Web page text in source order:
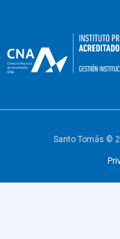
Santo Tomás ©